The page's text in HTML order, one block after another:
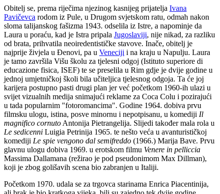
Obitelj se, prema riječima njezinog kasnijeg prijatelja Ivana
Pavičevca rodom iz Pule, u Drugom svjetskom ratu, odmah nakon
sloma talijanskog fašizma 1943. odselila iz Istre, a napominje da
Laura u poraću, kad je Istra pripala Jugoslaviji, nije nikad, za razliku
od brata, prihvatila neoiredentističke stavove. Inače, obitelj je
najprije živjela u Đenovi, pa u Veneciji i na kraju u Napulju. Laura
je tamo završila Višu školu za tjelesni odgoj (Istituto superiore di
educazione fisica, ISEF) te se preselila u Rim gdje je dvije godine u
jednoj umjetničkoj školi bila učiteljica tjelesnog odgoja. Ta će joj
karijera postupno pasti drugi plan jer već početkom 1960-ih ulazi u
svijet vizualnih medija snimajući reklame za Coca Colu i pozirajući
u tada popularnim "fotoromancima". Godine 1964. dobiva prvu
filmsku ulogu, istina, posve minornu i nepotpisanu, u komediji Il
magnifico cornuto Antonija Pietrangelija. Slijedi također mala rola u
Le sedicenni Luigia Petrinija 1965. te nešto veća u avanturističkoj
komediji Le spie vengono dal semifreddo (1966.) Marija Bave. Prvu
glavnu ulogu dobiva 1969. u erotskom filmu Venere in pelliccia
Massima Dallamana (režirao je pod pseudonimom Max Dillman),
koji je zbog golišavih scena bio zabranjen u Italiji.
Početkom 1970. udala se za trgovca starinama Enrica Piacentinija,